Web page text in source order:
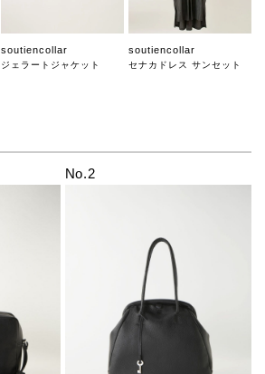
soutiencollar
ジェラートジャケット
soutiencollar
セナカドレス サンセット
No.2